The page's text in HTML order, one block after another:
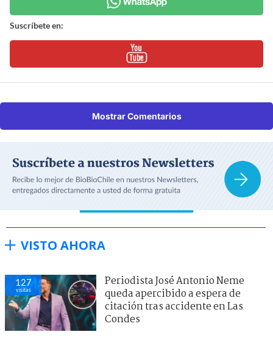
Suscríbete en:
Mostrar Comentarios
VISTO AHORA
127
visitas
Periodista José Antonio Neme
queda apercibido a espera de
citación tras accidente en Las
Condes